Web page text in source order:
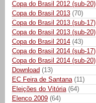
Copa do Brasil 2012 (sub-20)
Copa do Brasil 2013 (70)
Copa do Brasil 2013 (sub-17)
Copa do Brasil 2013 (sub-20)
Copa do Brasil 2014 (43)
Copa do Brasil 2014 (sub-17)
Copa do Brasil 2014 (sub-20)
Download (13)
EC Feira de Santana (11)
Eleições do Vitória (64)
Elenco 2009 (64)